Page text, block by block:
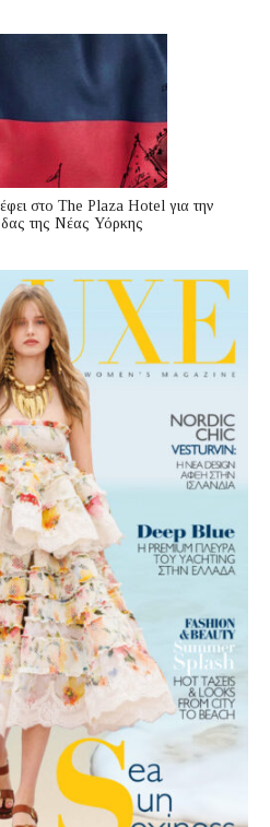
στο The Plaza Hotel για την
της Νέας Υόρκης